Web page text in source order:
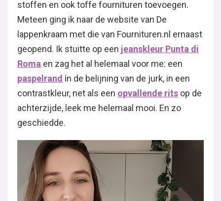
stoffen en ook toffe fournituren toevoegen.
Meteen ging ik naar de website van De
lappenkraam met die van Fournituren.nl ernaast
geopend. Ik stuitte op een jeanskleur Punta di
Roma en zag het al helemaal voor me: een
paspelrand ín de belijning van de jurk, in een
contrastkleur, net als een opvallende rits op de
achterzijde, leek me helemaal mooi. En zo
geschiedde.